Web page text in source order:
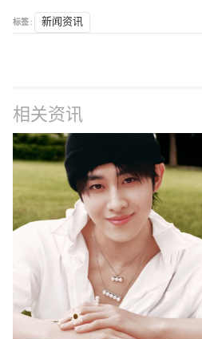
标签 : 新闻资讯
相关资讯